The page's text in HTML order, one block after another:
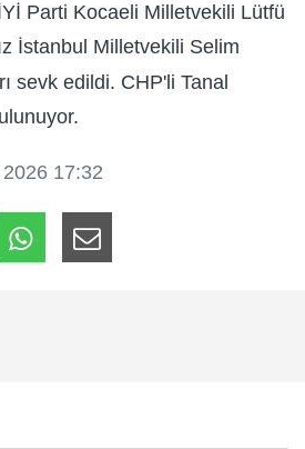
Parti Kocaeli Milletvekili Lütfü
İstanbul Milletvekili Selim
sevk edildi. CHP'li Tanal
17:32